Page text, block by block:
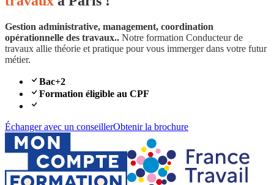
Gestion administrative, management, coordination
opérationnelle des travaux.. Notre formation Conducteur de
travaux allie théorie et pratique pour vous immerger dans votre futur
métier.
Bac+2
Formation éligible au CPF
Échanger avec un conseillerObtenir la brochure